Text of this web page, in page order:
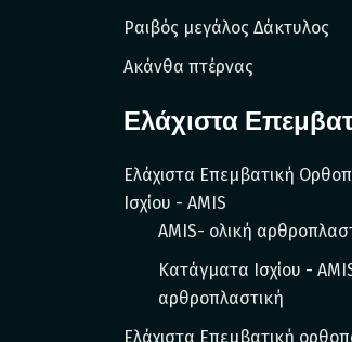
Ραιβός μεγάλος Δάκτυλος
Ακάνθα πτέρνας
Ελάχιστα
Ελάχιστα Επεμβατική
Ισχίου - AMIS
AMIS- ολική
Κατάγματα Ισχίου -
αρθροπλαστική
Ελάχιστα Επεμβατική